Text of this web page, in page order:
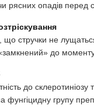
чи рясних опадів
що стручки не
до
до склеротиніозу
фунгіцидну групу